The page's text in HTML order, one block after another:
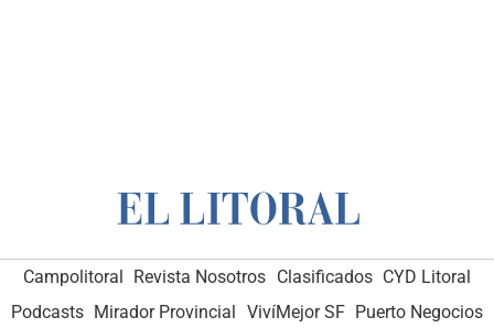
Campolitoral Revista Nosotros Clasificados CYD Litoral
Podcasts Mirador Provincial VivíMejor SF Puerto Negocios